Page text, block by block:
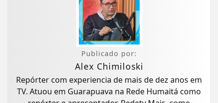
Publicado por:
Alex Chimiloski
Repórter com experiencia de mais de dez anos em
TV. Atuou em Guarapuava na Rede Humaitá como